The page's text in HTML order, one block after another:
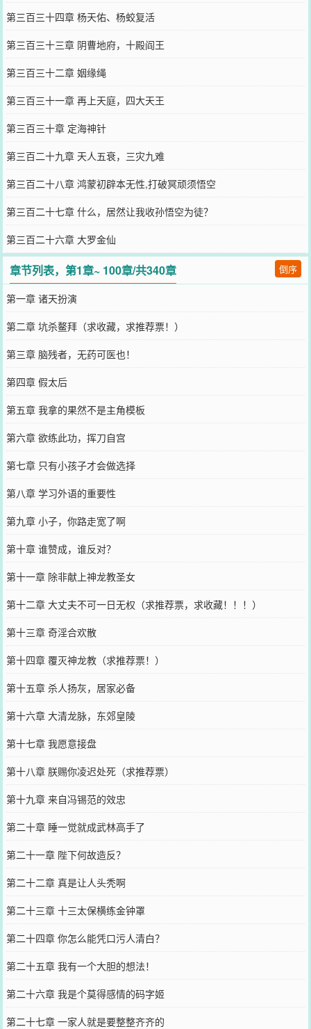
第三百三十四章 杨天佑、杨蛟复活
第三百三十三章 阴曹地府，十殿阎王
第三百三十二章 姻缘绳
第三百三十一章 再上天庭，四大天王
第三百三十章 定海神针
第三百二十九章 天人五衰，三灾九难
第三百二十八章 鸿蒙初辟本无性,打破冥顽须悟空
第三百二十七章 什么，居然让我收孙悟空为徒？
第三百二十六章 大罗金仙
章节列表，第1章~ 100章/共340章 倒序
第一章 诸天扮演
第二章 坑杀鳌拜（求收藏，求推荐票！）
第三章 脑残者，无药可医也！
第四章 假太后
第五章 我拿的果然不是主角模板
第六章 欲练此功，挥刀自宫
第七章 只有小孩子才会做选择
第八章 学习外语的重要性
第九章 小子，你路走宽了啊
第十章 谁赞成，谁反对？
第十一章 除非献上神龙教圣女
第十二章 大丈夫不可一日无权（求推荐票，求收藏！！！）
第十三章 奇淫合欢散
第十四章 覆灭神龙教（求推荐票！）
第十五章 杀人扬灰，居家必备
第十六章 大清龙脉，东郊皇陵
第十七章 我愿意接盘
第十八章 朕赐你凌迟处死（求推荐票）
第十九章 来自冯锡范的效忠
第二十章 睡一觉就成武林高手了
第二十一章 陛下何故造反？
第二十二章 真是让人头秃啊
第二十三章 十三太保横练金钟罩
第二十四章 你怎么能凭口污人清白？
第二十五章 我有一个大胆的想法！
第二十六章 我是个莫得感情的码字姬
第二十七章 一家人就是要整整齐齐的